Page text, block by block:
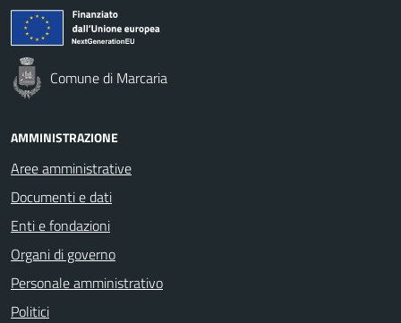
Comune di Marcaria
AMMINISTRAZIONE
Aree amministrative
Documenti e dati
Enti e fondazioni
Organi di governo
Personale amministrativo
Politici